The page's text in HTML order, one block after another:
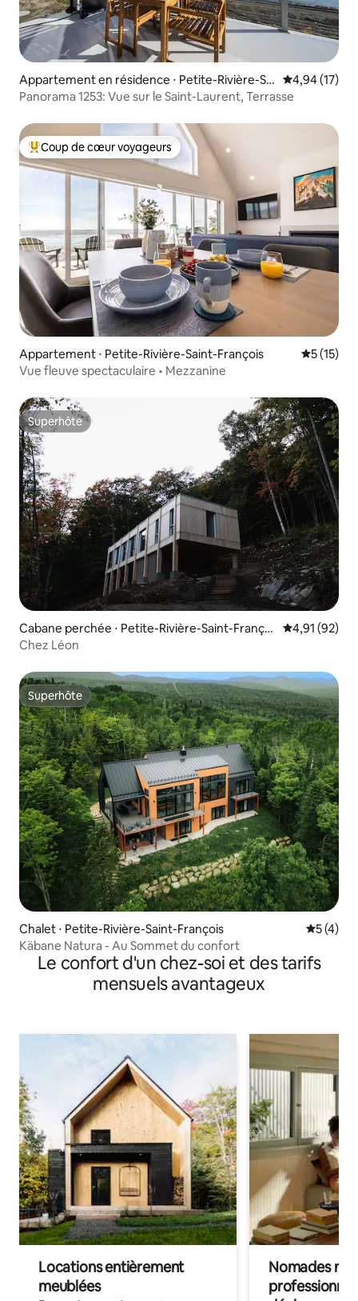
Appartement en résidence ⋅ Petite-Rivière-Sai
nt-François
Évaluation
4,94 (17)
Panorama 1253: Vue sur le Saint-Laurent, Terrasse
Coups de cœur voyageurs les plus appréciés
Coup de cœur voyageurs
Appartement ⋅ Petite-Rivière-Saint-François
5 (15)
Vue fleuve spectaculaire • Mezzanine
Superhôte
Superhôte
Cabane perchée ⋅ Petite-Rivière-Saint-Françoi
s
Évaluation
4,91 (92)
Chez Léon
Superhôte
Superhôte
Chalet ⋅ Petite-Rivière-Saint-François
5 (4)
Käbane Natura - Au Sommet du confort
Le confort d'un chez-soi et des tarifs
mensuels avantageux
Locations entièrement
meublées
Nomades